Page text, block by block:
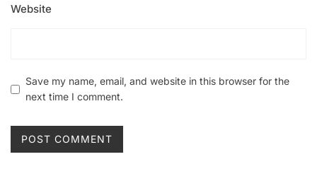
Website
Save my name, email, and website in this browser for the
next time I comment.